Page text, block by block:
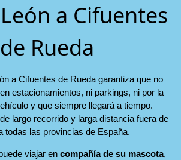
a Cifuentes
de Rueda
a Cifuentes de Rueda garantiza que no
estacionamientos, ni parkings, ni por la
y que siempre llegará a tiempo.
largo recorrido y larga distancia fuera de
todas las provincias de España.
viajar en compañía de su mascota,